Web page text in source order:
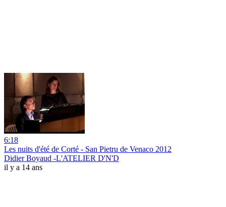
6:18
Les nuits d'été de Corté - San Pietru de Venaco 2012
Didier Boyaud -L'ATELIER D'N'D
il y a 14 ans